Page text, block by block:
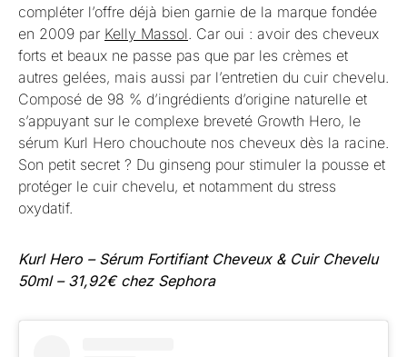
compléter l’offre déjà bien garnie de la marque fondée
en 2009 par Kelly Massol. Car oui : avoir des cheveux
forts et beaux ne passe pas que par les crèmes et
autres gelées, mais aussi par l’entretien du cuir chevelu.
Composé de 98 % d’ingrédients d’origine naturelle et
s’appuyant sur le complexe breveté Growth Hero, le
sérum Kurl Hero chouchoute nos cheveux dès la racine.
Son petit secret ? Du ginseng pour stimuler la pousse et
protéger le cuir chevelu, et notamment du stress
oxydatif.
Kurl Hero – Sérum Fortifiant Cheveux & Cuir Chevelu
50ml – 31,92€ chez Sephora